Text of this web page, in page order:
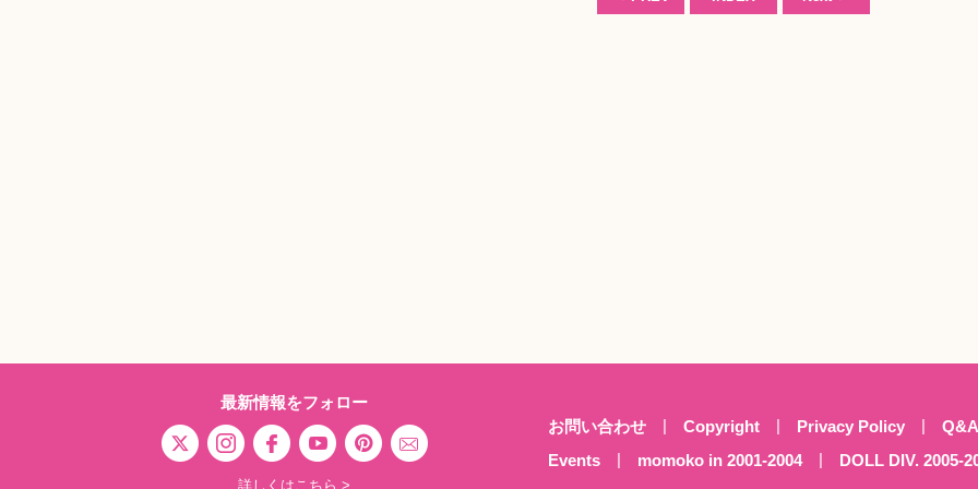
最新情報をフォロー
詳しくはこちら >
お問い合わせ Copyright Privacy Policy Q&A
Events
momoko in 2001-2004 DOLL DIV. 2005-